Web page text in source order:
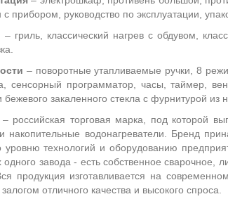
прибором, руководство по эксплуатации,
– гриль, классический нагрев с обдувом,
– поворотные утапливаемые ручки, 8
сенсорный программатор, часы, таймер,
бежевого закаленного стекла с фурнитурой из
– российская торговая марка, под которой
накопительные водонагреватели. Бренд
уровню технологий и оборудованию
одного завода - есть собственное сварочное,
продукция изготавливается на
отличного качества и высокого спроса.